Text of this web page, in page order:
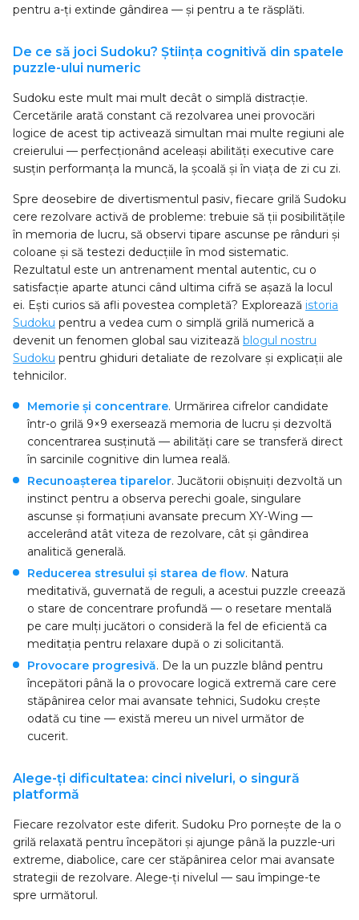
pentru a-ți extinde gândirea — și pentru a te răsplăti.
De ce să joci Sudoku? Știința cognitivă din spatele
puzzle-ului numeric
Sudoku este mult mai mult decât o simplă distracție.
Cercetările arată constant că rezolvarea unei provocări
logice de acest tip activează simultan mai multe regiuni ale
creierului — perfecționând aceleași abilități executive care
susțin performanța la muncă, la școală și în viața de zi cu zi.
Spre deosebire de divertismentul pasiv, fiecare grilă Sudoku
cere rezolvare activă de probleme: trebuie să ții posibilitățile
în memoria de lucru, să observi tipare ascunse pe rânduri și
coloane și să testezi deducțiile în mod sistematic.
Rezultatul este un antrenament mental autentic, cu o
satisfacție aparte atunci când ultima cifră se așază la locul
ei. Ești curios să afli povestea completă? Explorează istoria
Sudoku pentru a vedea cum o simplă grilă numerică a
devenit un fenomen global sau vizitează blogul nostru
Sudoku pentru ghiduri detaliate de rezolvare și explicații ale
tehnicilor.
Memorie și concentrare. Urmărirea cifrelor candidate
într-o grilă 9×9 exersează memoria de lucru și dezvoltă
concentrarea susținută — abilități care se transferă direct
în sarcinile cognitive din lumea reală.
Recunoașterea tiparelor. Jucătorii obișnuiți dezvoltă un
instinct pentru a observa perechi goale, singulare
ascunse și formațiuni avansate precum XY-Wing —
accelerând atât viteza de rezolvare, cât și gândirea
analitică generală.
Reducerea stresului și starea de flow. Natura
meditativă, guvernată de reguli, a acestui puzzle creează
o stare de concentrare profundă — o resetare mentală
pe care mulți jucători o consideră la fel de eficientă ca
meditația pentru relaxare după o zi solicitantă.
Provocare progresivă. De la un puzzle blând pentru
începători până la o provocare logică extremă care cere
stăpânirea celor mai avansate tehnici, Sudoku crește
odată cu tine — există mereu un nivel următor de
cucerit.
Alege-ți dificultatea: cinci niveluri, o singură
platformă
Fiecare rezolvator este diferit. Sudoku Pro pornește de la o
grilă relaxată pentru începători și ajunge până la puzzle-uri
extreme, diabolice, care cer stăpânirea celor mai avansate
strategii de rezolvare. Alege-ți nivelul — sau împinge-te
spre următorul.